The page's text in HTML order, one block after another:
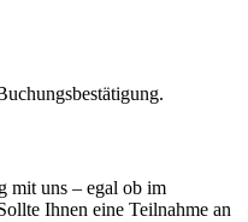
mit uns – egal ob im
Ihnen eine Teilnahme an